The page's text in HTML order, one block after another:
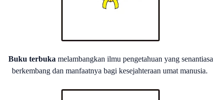
Buku terbuka melambangkan ilmu pengetahuan yang senantiasa
berkembang dan manfaatnya bagi kesejahteraan umat manusia.